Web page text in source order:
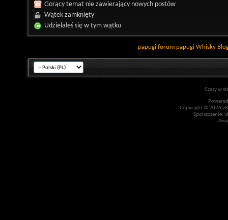
Gorący temat nie zawierający nowych postów
Wątek zamknięty
Udzielałeś się w tym wątku
papugi forum papugi Whisky
Czasy w
Copyright © 2026
Spolszczenie: